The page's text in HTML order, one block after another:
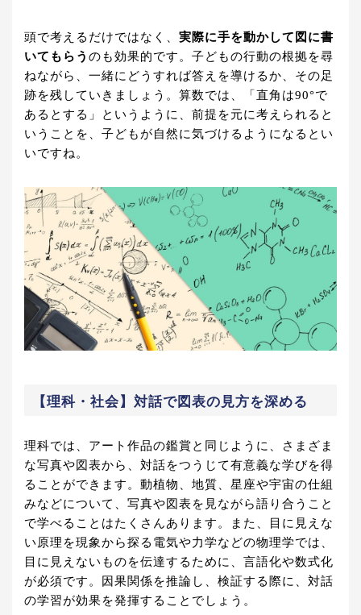
頭で考えるだけではなく、 実際に手を動かして図に書
いてもらう のも効果的です。子どもの行動の根拠を尋
ねながら、一緒にどうすれば答えを導けるか、その足
跡を残していきましょう。算数では、「直角は90°で
あるとする」というように、前提を元に考えられると
いうことを、子どもが自然に気づけるようになるとい
いですね。
【理科・社会】対話で図表の見方を深める
理科では、アート作品の鑑賞と同じように、さまざま
な写真や図表から、対話をつうじて有意義な学びを得
ることができます。動植物、地質、星座や宇宙の仕組
みなどについて、写真や図表を見ながら語り合うこと
で学べることはたくさんあります。また、目に見えな
い原理を現象から探る電気や力学などの物理学では、
目に見えないものを伝達するために、言語化や数式化
が必須です。因果関係を推論し、検証する際に、対話
の学習が効果を発揮することでしょう。